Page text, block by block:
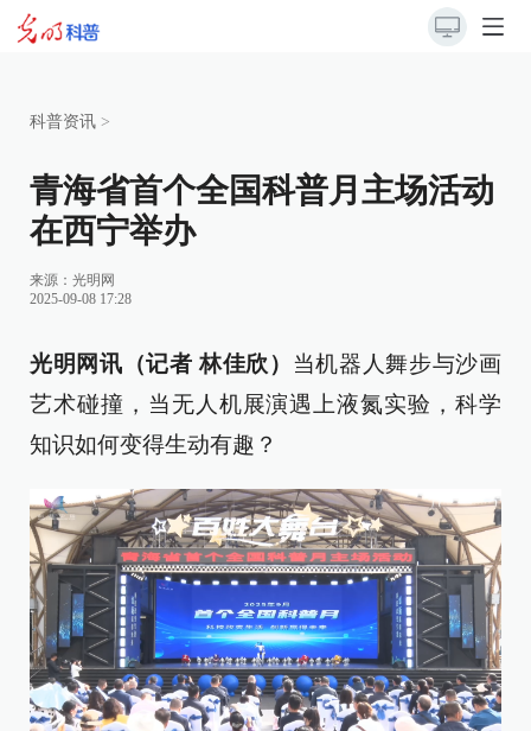
科普资讯 >
青海省首个全国科普月主场活动
在西宁举办
来源： 光明网
2025-09-08 17:28
光明网讯（记者 林佳欣） 当机器人舞步与沙画
艺术碰撞，当无人机展演遇上液氮实验，科学
知识如何变得生动有趣？